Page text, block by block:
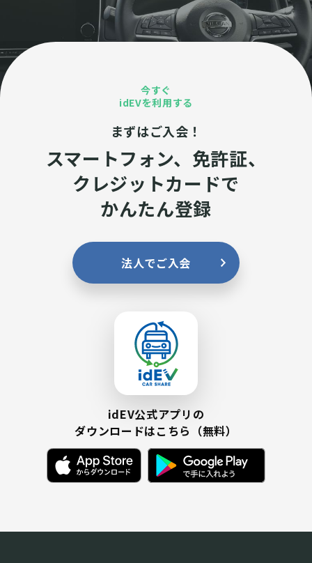
今すぐ
idEVを利用する
まずはご入会！
スマートフォン、免許証、
クレジットカードで
かんたん登録
法人でご入会
idEV公式アプリの
ダウンロードはこちら（無料）